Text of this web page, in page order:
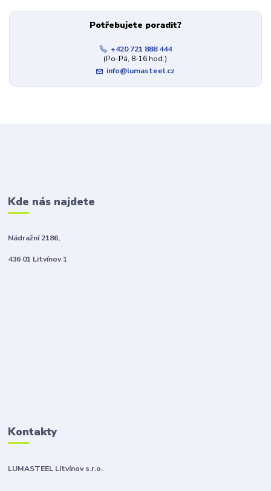
Potřebujete poradit?
+420 721 888 444
(Po-Pá, 8-16 hod.)
info@lumasteel.cz
Kde nás najdete
Nádražní 2186,
436 01 Litvínov 1
Kontakty
LUMASTEEL Litvínov s.r.o.